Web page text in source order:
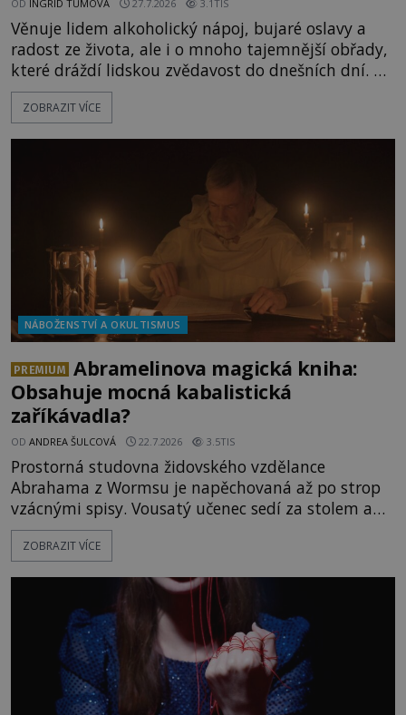
OD INGRID TŮMOVÁ 27.7.2026 3.1TIS
Věnuje lidem alkoholický nápoj, bujaré oslavy a
radost ze života, ale i o mnoho tajemnější obřady,
které dráždí lidskou zvědavost do dnešních dní. Co
doopravdy představuje bůh, jemuž Římané říkají
Bakchus? Mytologický příběh řeckého boha
ZOBRAZIT VÍCE
NÁBOŽENSTVÍ A OKULTISMUS
PREMIUM
Abramelinova magická kniha:
Obsahuje mocná kabalistická
zaříkávadla?
OD ANDREA ŠULCOVÁ 22.7.2026 3.5TIS
Prostorná studovna židovského vzdělance
Abrahama z Wormsu je napěchovaná až po strop
vzácnými spisy. Vousatý učenec sedí za stolem a
před sebou má rozložený jeden z nejzáhadnějších
magických textů. Jde o Abramelinův grimoár, který
kouzla, jak si někteří myslí, nebo jde o pouhou
pověru? Už šest měsíců pobývá
ZOBRAZIT VÍCE